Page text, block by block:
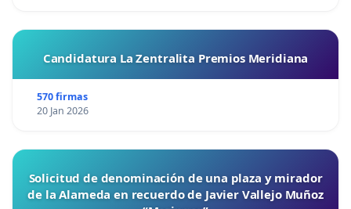
Candidatura La Zentralita Premios Meridiana
570 firmas
20 Jan 2026
Solicitud de denominación de una plaza y mirador
de la Alameda en recuerdo de Javier Vallejo Muñoz